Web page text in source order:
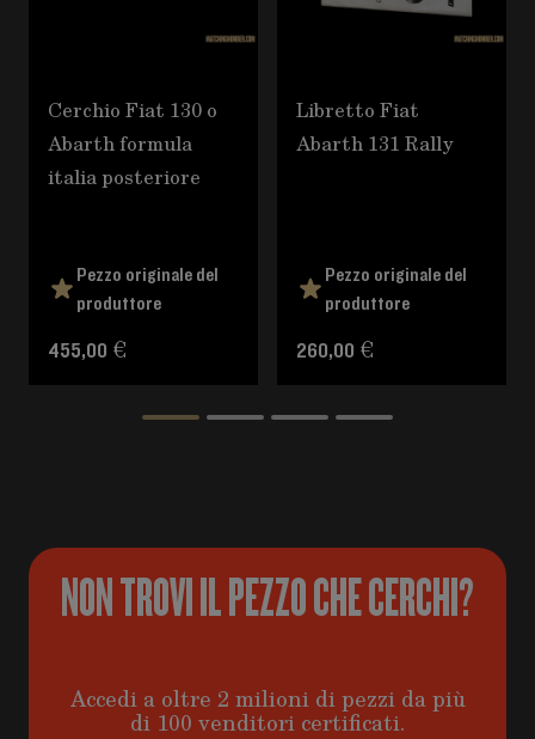
Cerchio Fiat 130 o
Abarth formula
italia posteriore
Pezzo originale del
produttore
455,00 €
Libretto Fiat
Abarth 131 Rally
Pezzo originale del
produttore
260,00 €
NON TROVI IL PEZZO CHE CERCHI?
Accedi a oltre 2 milioni di pezzi da più
di 100 venditori certificati.